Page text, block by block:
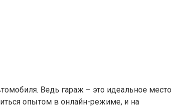
Ведь гараж – это идеальное место
опытом в онлайн-режиме, и на